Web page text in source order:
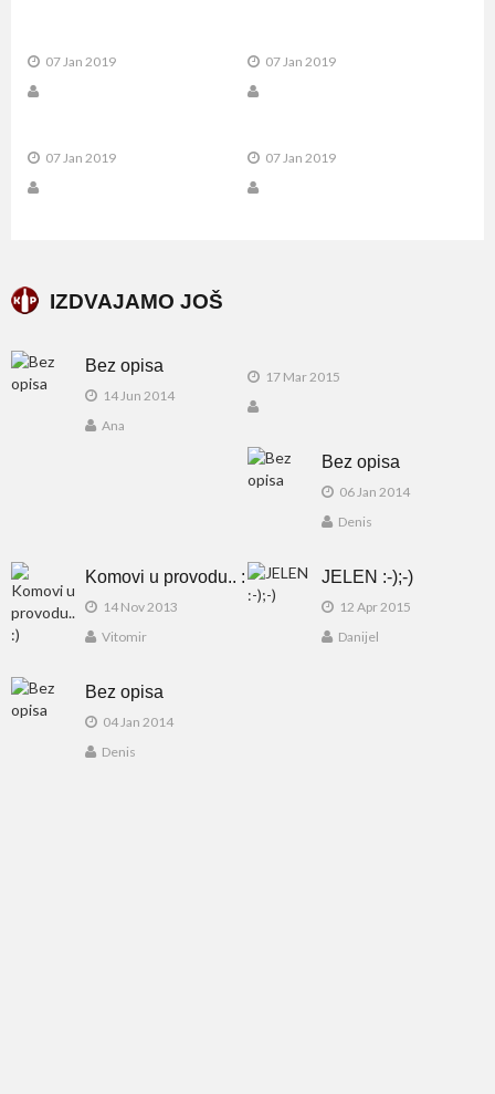
07 Jan 2019 07 Jan 2019
07 Jan 2019 07 Jan 2019
IZDVAJAMO JOŠ
Bez opisa
14 Jun 2014
Ana
17 Mar 2015
Bez opisa
06 Jan 2014
Denis
Komovi u provodu.. :
14 Nov 2013
Vitomir
JELEN :-);-)
12 Apr 2015
Danijel
Bez opisa
04 Jan 2014
Denis